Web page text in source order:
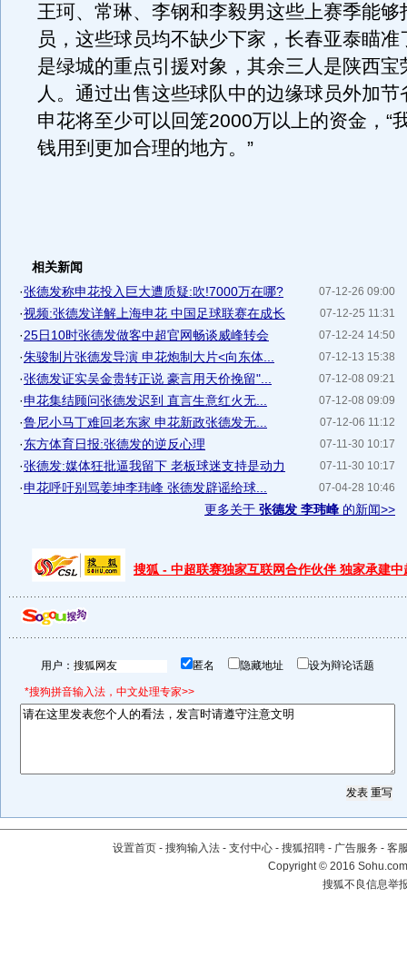
王珂、常琳、李钢和李毅男这些上赛季能够
员，这些球员均不缺少下家，长春亚泰瞄准
是绿城的重点引援对象，其余三人是陕西宝
人。通过出售这些球队中的边缘球员外加节
申花将至少可以回笼2000万以上的资金，“
钱用到更加合理的地方。”
相关新闻
07-12-26 09:00
·张德发称申花投入巨大遭质疑:吹!7000万在哪?
07-12-25 11:31
·视频:张德发详解上海申花 中国足球联赛在成长
07-12-24 14:50
·25日10时张德发做客中超官网畅谈威峰转会
07-12-13 15:38
·朱骏制片张德发导演 申花炮制大片<向东体...
07-12-08 09:21
·张德发证实吴金贵转正说 豪言用天价挽留"...
07-12-08 09:09
·申花集结顾问张德发迟到 直言生意红火无...
07-12-06 11:12
·鲁尼小马丁难回老东家 申花新政张德发无...
07-11-30 10:17
·东方体育日报:张德发的逆反心理
07-11-30 10:17
·张德发:媒体狂批逼我留下 老板球迷支持是动力
07-04-28 10:46
·申花呼吁别骂姜坤李玮峰 张德发辟谣给球...
更多关于 张德发 李玮峰的新闻>>
搜狐 - 中超联赛独家互联网合作伙伴 独家承建中
用户： 匿名 隐藏地址 设为辩论话题
*搜狗拼音输入法，中文处理专家>>
设置首页 - 搜狗输入法 - 支付中心 - 搜狐招聘 - 广告服务 - 客
Copyright©2016
搜狐不良信息举